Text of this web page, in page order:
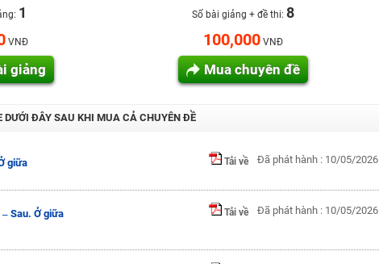
1
VNĐ
giảng
Số bài giảng + đề thi: 8
100,000 VNĐ
Mua chuyên đề
ĐÂY SAU KHI MUA CẢ CHUYÊN ĐỀ
giữa Tải về Đã phát hành : 10/05/2026
Sau. Ở giữa Tải về Đã phát hành : 10/05/2026